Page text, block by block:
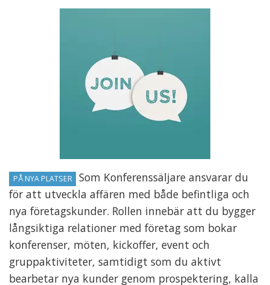
PÅ NYA PLATSER
Som Konferenssäljare ansvarar du
för att utveckla affären med både befintliga och
nya företagskunder. Rollen innebär att du bygger
långsiktiga relationer med företag som bokar
konferenser, möten, kickoffer, event och
gruppaktiviteter, samtidigt som du aktivt
bearbetar nya kunder genom prospektering, kalla